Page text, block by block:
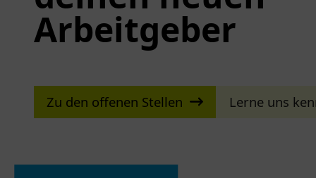
Arbeitgeber
Zu den offenen Stellen Lerne uns